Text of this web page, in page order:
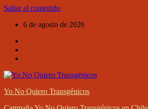
Saltar al contenido
6 de agosto de 2026
Yo No Quiero Transgénicos